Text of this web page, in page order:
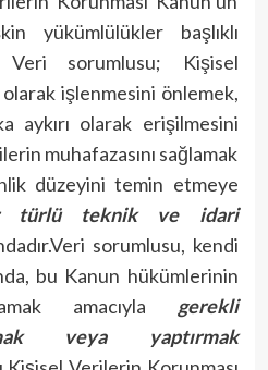
yükümlülükler başlıklı
Veri sorumlusu; Kişisel
işlenmesini önlemek,
aykırı olarak erişilmesini
muhafazasını sağlamak
düzeyini temin etmeye
türlü teknik ve idari
sorumlusu, kendi
bu Kanun hükümlerinin
amacıyla gerekli
veya yaptırmak